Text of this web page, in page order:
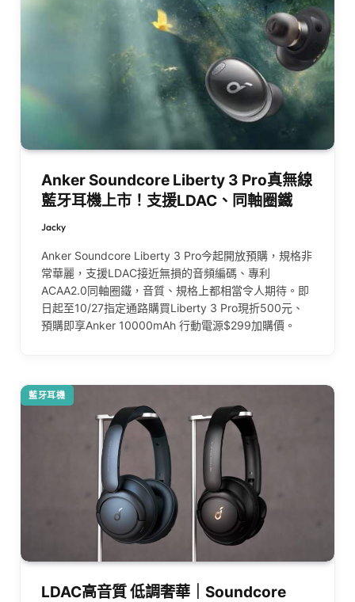
Anker Soundcore Liberty 3 Pro真無線
藍牙耳機上市！支援LDAC、同軸圈鐵
Jacky
Anker Soundcore Liberty 3 Pro今起開放預購，規格非
常華麗，支援LDAC接近無損的音頻編碼、專利
ACAA2.0同軸圈鐵，音質、規格上都相當令人期待。即
日起至10/27指定通路購買Liberty 3 Pro現折500元、
預購即享Anker 10000mAh 行動電源$299加購價。
藍牙耳機
LDAC高音質 低調奢華｜Soundcore